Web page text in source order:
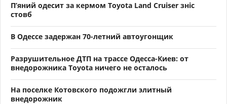
П’яний одесит за кермом Toyota Land Cruiser зніс
стовб
В Одессе задержан 70-летний автоугонщик
Разрушительное ДТП на трассе Одесса-Киев: от
внедорожника Toyota ничего не осталось
На поселке Котовского подожгли элитный
внедорожник